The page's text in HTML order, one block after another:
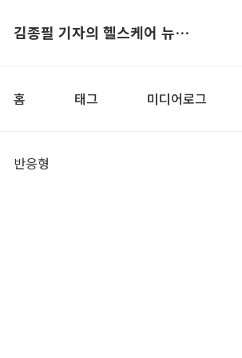
김종필 기자의 헬스케어 뉴스▶
홈 태그 미디어로그
반응형